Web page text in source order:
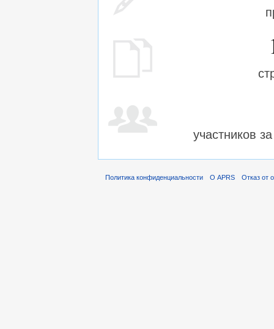
участников
Политика конфиденциальности О APRS Отказ от